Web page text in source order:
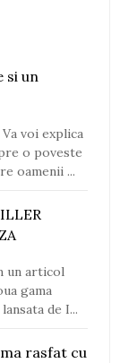
si un
voi explica
o poveste
oamenii ...
un articol
gama
de I...
rasfat cu